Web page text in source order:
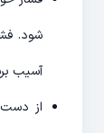
شود.
آسیب
از